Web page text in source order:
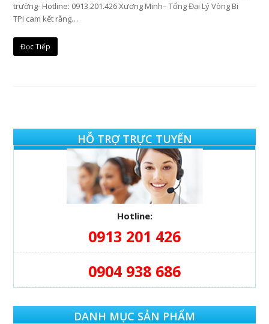
trường- Hotline: 0913.201.426 Xương Minh– Tổng Đại Lý Vòng Bi
TPI cam kết rằng…
Đọc Tiếp
HỖ TRỢ TRỰC TUYẾN
Hotline:
0913 201 426
0904 938 686
DANH MỤC SẢN PHẨM